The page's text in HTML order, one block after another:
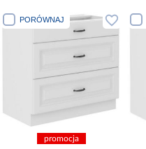
PORÓWNAJ
promocja